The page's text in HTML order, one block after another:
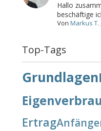
Hallo
beschäftige
VonMarkus T.
Top-Tags
Grundlagen
Ertrag